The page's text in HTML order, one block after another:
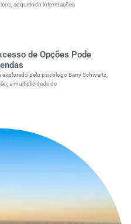
adquirindo informações
de Opções Pode
pelo psicólogo Barry Schwartz,
a multiplicidade de